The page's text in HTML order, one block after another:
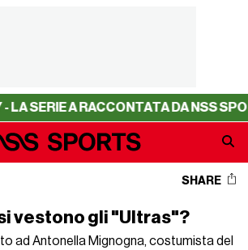
RACCONTATA DA NSS SPORTS
SHARE
vestono gli "Ultras"?
ad Antonella Mignogna, costumista del